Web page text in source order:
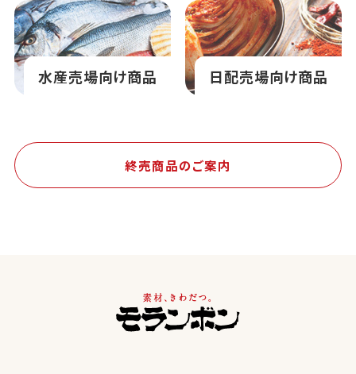
水産売場向け商品 日配売場向け商品
終売商品のご案内